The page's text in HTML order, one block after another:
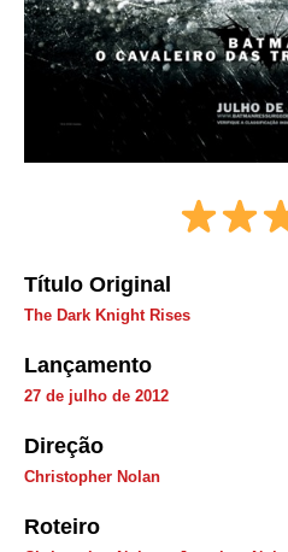
Título Original
The Dark Knight Rises
Lançamento
27 de julho de 2012
Direção
Christopher Nolan
Roteiro